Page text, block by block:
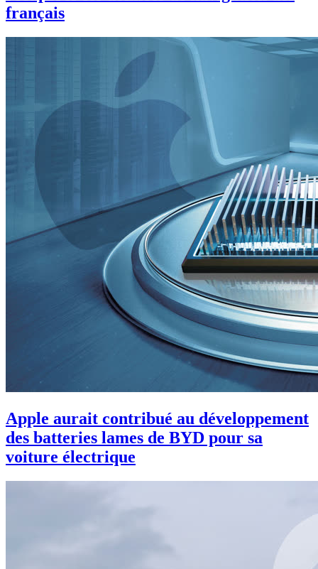
français
Apple aurait contribué au développement
des batteries lames de BYD pour sa
voiture électrique